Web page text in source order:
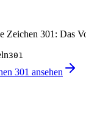
Zeichen 301: Das
301
301 ansehen